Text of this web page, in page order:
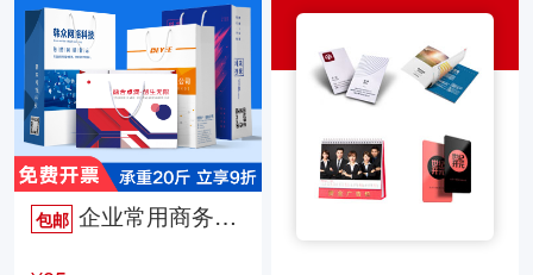
包邮 企业常用商务手提袋